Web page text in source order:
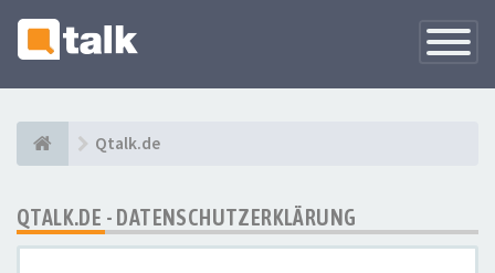
Qtalk.de
QTALK.DE - DATENSCHUTZERKLÄRUNG